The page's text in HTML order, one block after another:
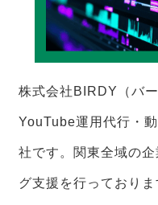
株式会社BIRDY（バ
YouTube運用代行・
社です。関東全域の
グ支援を行っておりま